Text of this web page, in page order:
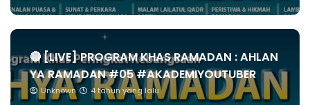
🔴 [LIVE] PROGRAM KHAS RAMADAN : AHLAN
YA RAMADAN #05 #AKADEMIYOUTUBER
Unknown 4 tahun yang lalu